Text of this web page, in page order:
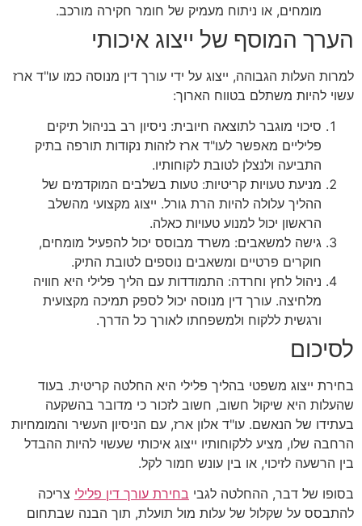
מומחים, או ניתוח מעמיק של חומר חקירה מורכב.
הערך המוסף של ייצוג איכותי
למרות העלות הגבוהה, ייצוג על ידי עורך דין מנוסה כמו עו"ד ארז
עשוי להיות משתלם בטווח הארוך:
סיכוי מוגבר לתוצאה חיובית: ניסיון רב בניהול תיקים
פליליים מאפשר לעו"ד ארז לזהות נקודות תורפה בתיק
התביעה ולנצלן לטובת לקוחותיו.
מניעת טעויות קריטיות: טעות בשלבים המוקדמים של
ההליך עלולה להיות הרת גורל. ייצוג מקצועי מהשלב
הראשון יכול למנוע טעויות כאלה.
גישה למשאבים: משרד מבוסס יכול להפעיל מומחים,
חוקרים פרטיים ומשאבים נוספים לטובת התיק.
ניהול לחץ וחרדה: התמודדות עם הליך פלילי היא חוויה
מלחיצה. עורך דין מנוסה יכול לספק תמיכה מקצועית
ורגשית ללקוח ולמשפחתו לאורך כל הדרך.
לסיכום
בחירת ייצוג משפטי בהליך פלילי היא החלטה קריטית. בעוד
שהעלות היא שיקול חשוב, חשוב לזכור כי מדובר בהשקעה
בעתידו של הנאשם. עו"ד אלון ארז, עם הניסיון העשיר והמומחיות
הרחבה שלו, מציע ללקוחותיו ייצוג איכותי שעשוי להיות ההבדל
בין הרשעה לזיכוי, או בין עונש חמור לקל.
בסופו של דבר, ההחלטה לגבי בחירת עורך דין פלילי צריכה
להתבסס על שקלול של עלות מול תועלת, תוך הבנה שבתחום